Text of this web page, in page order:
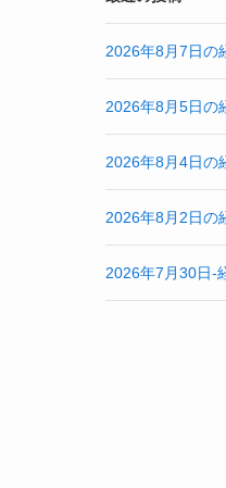
2026年8月7日の
2026年8月5日の
2026年8月4日の
2026年8月2日の
2026年7月30日-